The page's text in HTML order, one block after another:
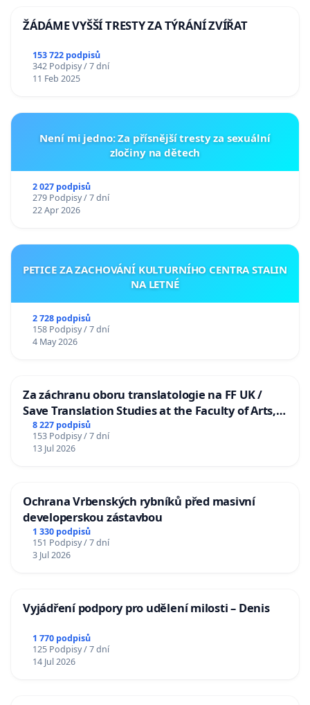
ŽÁDÁME VYŠŠÍ TRESTY ZA TÝRÁNÍ ZVÍŘAT
153 722 podpisů
342 Podpisy / 7 dní
11 Feb 2025
Není mi jedno: Za přísnější tresty za sexuální
zločiny na dětech
2 027 podpisů
279 Podpisy / 7 dní
22 Apr 2026
PETICE ZA ZACHOVÁNÍ KULTURNÍHO CENTRA STALIN
NA LETNÉ
2 728 podpisů
158 Podpisy / 7 dní
4 May 2026
Za záchranu oboru translatologie na FF UK /
Save Translation Studies at the Faculty of Arts,
Charles University
8 227 podpisů
153 Podpisy / 7 dní
13 Jul 2026
Ochrana Vrbenských rybníků před masivní
developerskou zástavbou
1 330 podpisů
151 Podpisy / 7 dní
3 Jul 2026
Vyjádření podpory pro udělení milosti – Denis
1 770 podpisů
125 Podpisy / 7 dní
14 Jul 2026